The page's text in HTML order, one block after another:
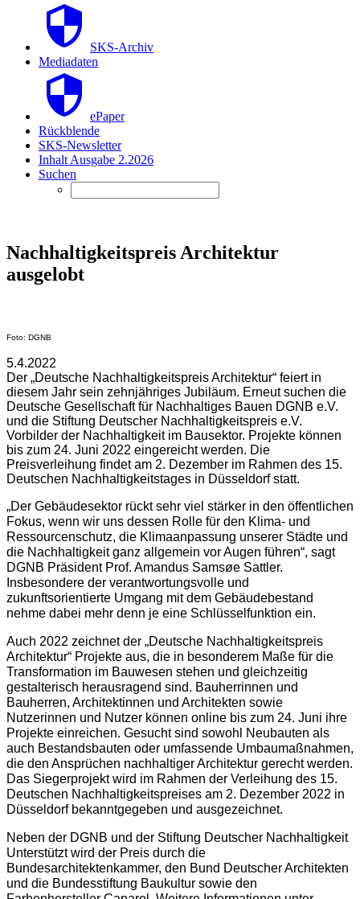
SKS-Archiv
Mediadaten
ePaper
Rückblende
SKS-Newsletter
Inhalt Ausgabe 2.2026
Suchen
Nachhaltigkeitspreis Architektur
ausgelobt
Foto: DGNB
5.4.2022
Der „Deutsche Nachhaltigkeitspreis Architektur“ feiert in
diesem Jahr sein zehnjähriges Jubiläum. Erneut suchen die
Deutsche Gesellschaft für Nachhaltiges Bauen DGNB e.V.
und die Stiftung Deutscher Nachhaltigkeitspreis e.V.
Vorbilder der Nachhaltigkeit im Bausektor. Projekte können
bis zum 24. Juni 2022 eingereicht werden. Die
Preisverleihung findet am 2. Dezember im Rahmen des 15.
Deutschen Nachhaltigkeitstages in Düsseldorf statt.
„Der Gebäudesektor rückt sehr viel stärker in den öffentlichen
Fokus, wenn wir uns dessen Rolle für den Klima- und
Ressourcenschutz, die Klimaanpassung unserer Städte und
die Nachhaltigkeit ganz allgemein vor Augen führen“, sagt
DGNB Präsident Prof. Amandus Samsøe Sattler.
Insbesondere der verantwortungsvolle und
zukunftsorientierte Umgang mit dem Gebäudebestand
nehme dabei mehr denn je eine Schlüsselfunktion ein.
Auch 2022 zeichnet der „Deutsche Nachhaltigkeitspreis
Architektur“ Projekte aus, die in besonderem Maße für die
Transformation im Bauwesen stehen und gleichzeitig
gestalterisch herausragend sind. Bauherrinnen und
Bauherren, Architektinnen und Architekten sowie
Nutzerinnen und Nutzer können online bis zum 24. Juni ihre
Projekte einreichen. Gesucht sind sowohl Neubauten als
auch Bestandsbauten oder umfassende Umbaumaßnahmen,
die den Ansprüchen nachhaltiger Architektur gerecht werden.
Das Siegerprojekt wird im Rahmen der Verleihung des 15.
Deutschen Nachhaltigkeitspreises am 2. Dezember 2022 in
Düsseldorf bekanntgegeben und ausgezeichnet.
Neben der DGNB und der Stiftung Deutscher Nachhaltigkeit
Unterstützt wird der Preis durch die
Bundesarchitektenkammer, den Bund Deutscher Architekten
und die Bundesstiftung Baukultur sowie den